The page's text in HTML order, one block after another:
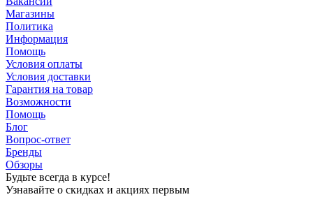
Магазины
Политика
Информация
Помощь
Условия оплаты
Условия доставки
Гарантия на товар
Возможности
Помощь
Блог
Вопрос-ответ
Бренды
Обзоры
Будьте всегда в курсе!
Узнавайте о скидках и акциях первым